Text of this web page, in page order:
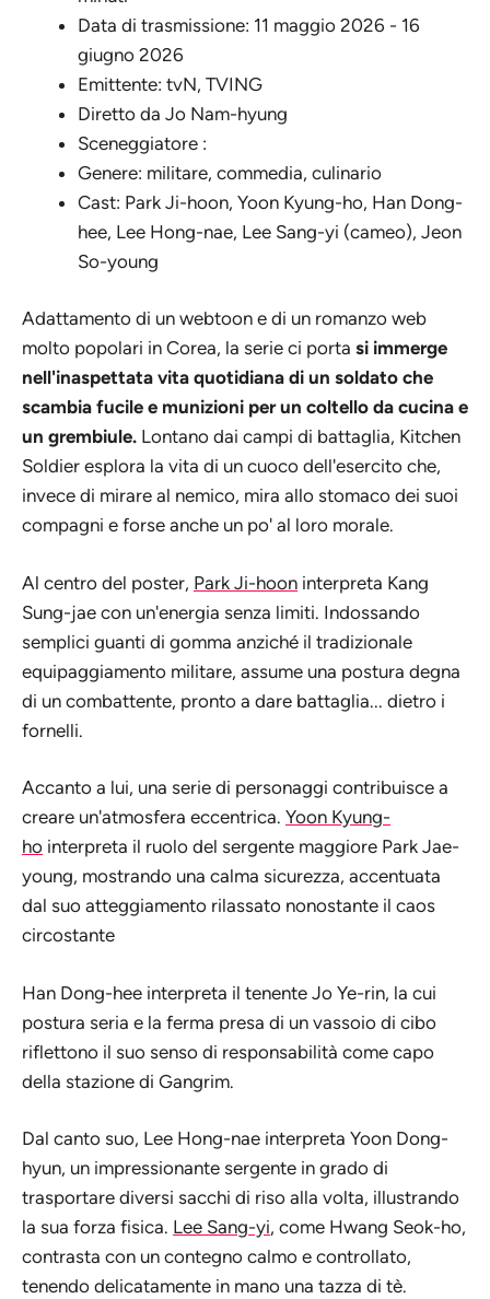
Data di trasmissione: 11 maggio 2026 - 16
giugno 2026
Emittente: tvN, TVING
Diretto da Jo Nam-hyung
Sceneggiatore :
Genere: militare, commedia, culinario
Cast: Park Ji-hoon, Yoon Kyung-ho, Han Dong-
hee, Lee Hong-nae, Lee Sang-yi (cameo), Jeon
So-young
Adattamento di un webtoon e di un romanzo web
molto popolari in Corea, la serie ci porta si immerge
nell'inaspettata vita quotidiana di un soldato che
scambia fucile e munizioni per un coltello da cucina e
un grembiule. Lontano dai campi di battaglia, Kitchen
Soldier esplora la vita di un cuoco dell'esercito che,
invece di mirare al nemico, mira allo stomaco dei suoi
compagni e forse anche un po' al loro morale.
Al centro del poster, Park Ji-hoon interpreta Kang
Sung-jae con un'energia senza limiti. Indossando
semplici guanti di gomma anziché il tradizionale
equipaggiamento militare, assume una postura degna
di un combattente, pronto a dare battaglia... dietro i
fornelli.
Accanto a lui, una serie di personaggi contribuisce a
creare un'atmosfera eccentrica. Yoon Kyung-
ho interpreta il ruolo del sergente maggiore Park Jae-
young, mostrando una calma sicurezza, accentuata
dal suo atteggiamento rilassato nonostante il caos
circostante
Han Dong-hee interpreta il tenente Jo Ye-rin, la cui
postura seria e la ferma presa di un vassoio di cibo
riflettono il suo senso di responsabilità come capo
della stazione di Gangrim.
Dal canto suo, Lee Hong-nae interpreta Yoon Dong-
hyun, un impressionante sergente in grado di
trasportare diversi sacchi di riso alla volta, illustrando
la sua forza fisica. Lee Sang-yi, come Hwang Seok-ho,
contrasta con un contegno calmo e controllato,
tenendo delicatamente in mano una tazza di tè.